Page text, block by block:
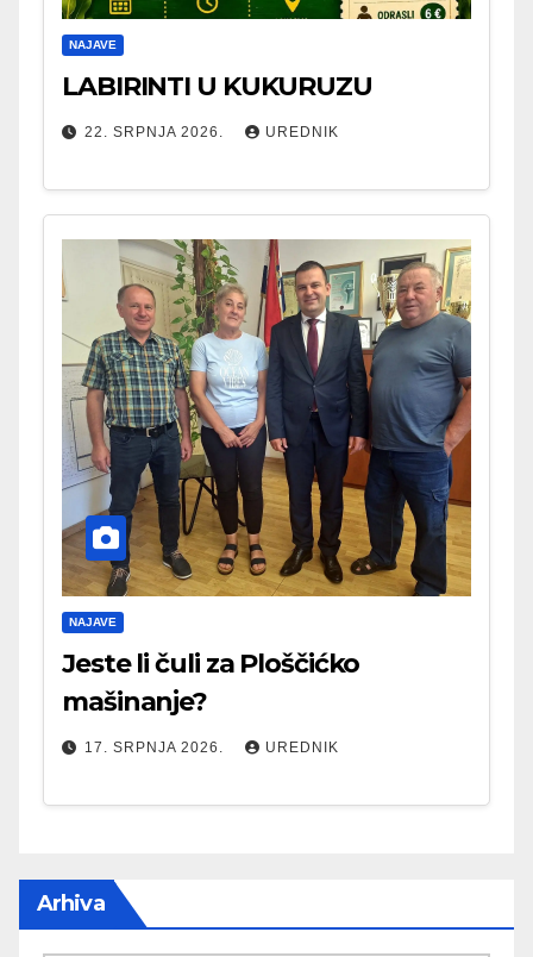
NAJAVE
LABIRINTI U KUKURUZU
22. SRPNJA 2026. UREDNIK
NAJAVE
Jeste li čuli za Ploščićko
mašinanje?
17. SRPNJA 2026. UREDNIK
Arhiva